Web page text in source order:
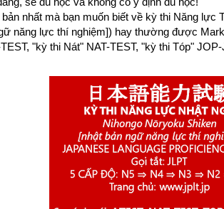
nhất mà bạn muốn biết về kỳ thi Năng lực
năng lực thí nghiệm]) hay thường được
"kỳ thi Nát" NAT-TEST, "kỳ thi Tóp"